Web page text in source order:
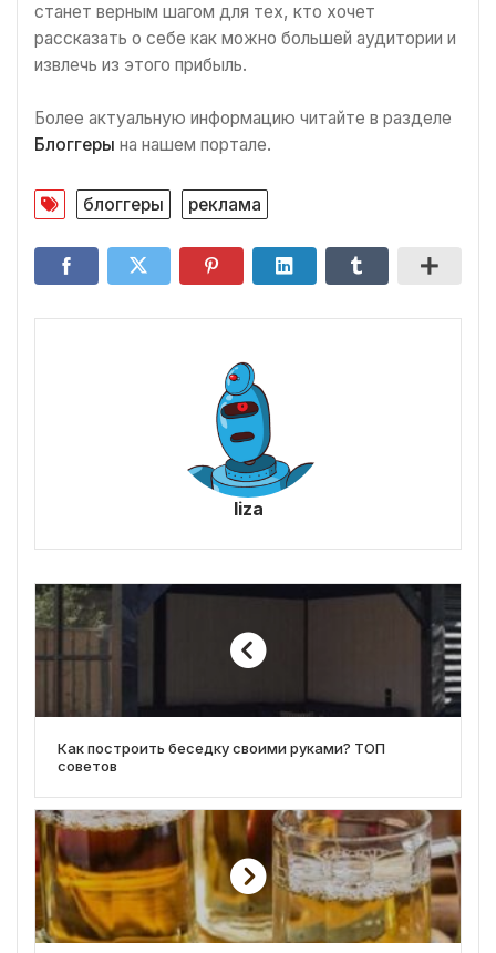
станет верным шагом для тех, кто хочет
рассказать о себе как можно большей аудитории и
извлечь из этого прибыль.
Более актуальную информацию читайте в разделе
Блоггеры на нашем портале.
блоггеры реклама
liza
Как построить беседку своими руками? ТОП
советов